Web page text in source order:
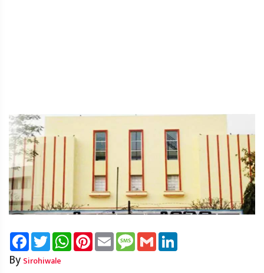
FacebookTwitterWhatsAppPinterest
Email Message
Gmail
By Sirohiwale